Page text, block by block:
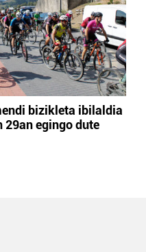
bizikleta ibilaldia
29an egingo dute